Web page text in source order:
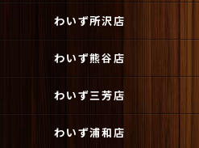
わいず所沢店
わいず熊谷店
わいず三芳店
わいず浦和店